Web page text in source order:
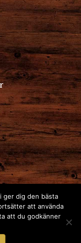
ger dig den bästa
att använda
att du godkänner